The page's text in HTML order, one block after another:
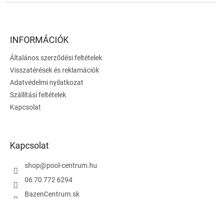
INFORMÁCIÓK
Általános szerződési feltételek
Visszatérések és reklamációk
Adatvédelmi nyilatkozat
Szállítási feltételek
Kapcsolat
Kapcsolat
shop@pool-centrum.hu
06 70 772 6294
BazenCentrum.sk